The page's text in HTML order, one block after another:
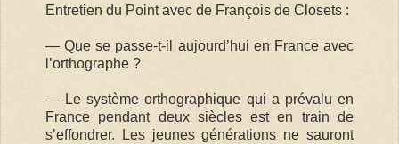
Entretien du Point avec de François de Closets :
— Que se passe-t-il aujourd’hui en France avec
l’orthographe ?
— Le système orthographique qui a prévalu en
France pendant deux siècles est en train de
s’effondrer. Les jeunes générations ne sauront